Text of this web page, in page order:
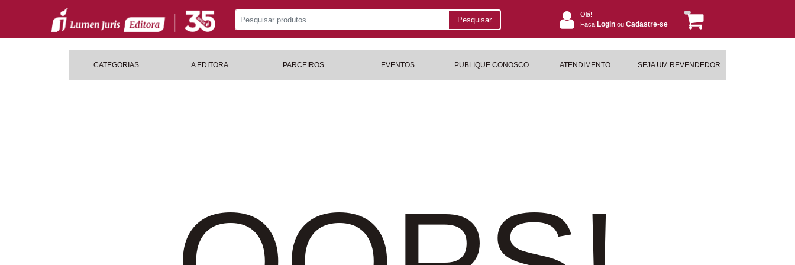
Pesquisar
Olá!
Faça Login ou Cadastre-se
CATEGORIAS A EDITORA PARCEIROS EVENTOS PUBLIQUE CONOSCO ATENDIMENTO SEJA UM REVENDEDOR